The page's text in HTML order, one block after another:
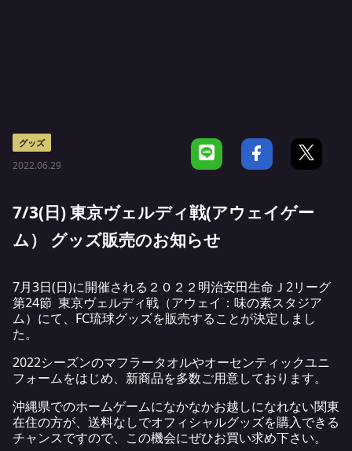
グッズ
2022.06.29
7/3(日) 東京ヴェルディ戦(アウェイゲー
ム） グッズ販売のお知らせ
7月3日(日)に開催される２０２２明治安田生命Ｊ2リーグ
第24節 東京ヴェルディ戦（アウェイ：味の素スタジア
ム）にて、FC琉球グッズを販売することが決定しまし
た。
2022シーズンのマフラータオルやオーセンティックユニ
フォームをはじめ、新商品を多数ご用意しております。
沖縄県でのホームゲームになかなかお越しになれない関東
在住の方が、送料なしでオフィシャルグッズを購入できる
チャンスですので、この機会にぜひお買い求め下さい。